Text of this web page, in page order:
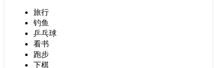
旅行
钓鱼
乒乓球
看书
跑步
下棋